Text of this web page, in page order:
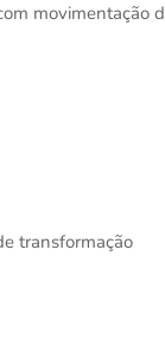
movimentação
transformação